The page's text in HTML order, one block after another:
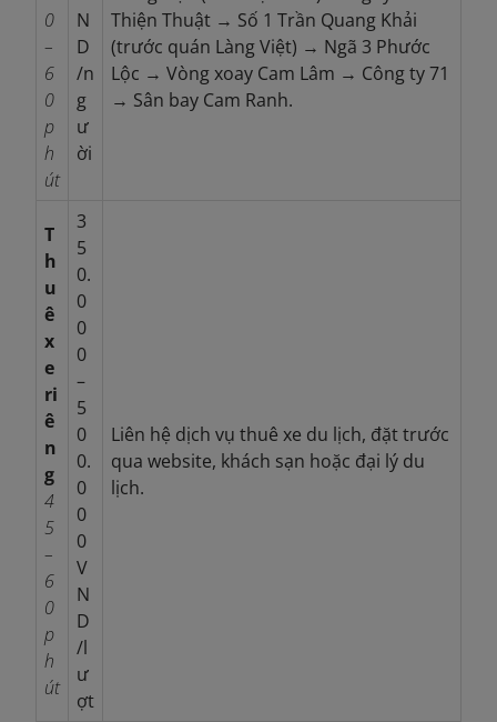
0
–
6
0
p
h
út
N
D
/n
g
ư
ời
Thiện Thuật → Số 1 Trần Quang Khải
(trước quán Làng Việt) → Ngã 3 Phước
Lộc → Vòng xoay Cam Lâm → Công ty 71
→ Sân bay Cam Ranh.
T
h
u
ê
x
e
ri
ê
n
g
4
5
–
6
0
p
h
út
3
5
0.
0
0
0
–
5
0
0.
0
0
0
V
N
D
/l
ư
ợt
Liên hệ dịch vụ thuê xe du lịch, đặt trước
qua website, khách sạn hoặc đại lý du
lịch.